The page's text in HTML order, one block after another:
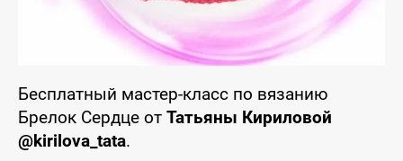
Бесплатный мастер-класс по вязанию
Брелок Сердце от Татьяны Кириловой
@kirilova_tata.